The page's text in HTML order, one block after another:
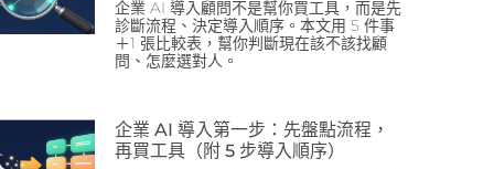
企業 AI 導入顧問不是幫你買工具，而是先
診斷流程、決定導入順序。本文用 5 件事
＋1 張比較表，幫你判斷現在該不該找顧
問、怎麼選對人。
企業 AI 導入第一步：先盤點流程，
再買工具（附 5 步導入順序）